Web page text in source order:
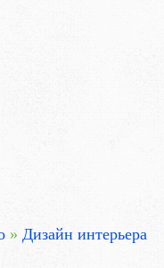
» Дизайн интерьера